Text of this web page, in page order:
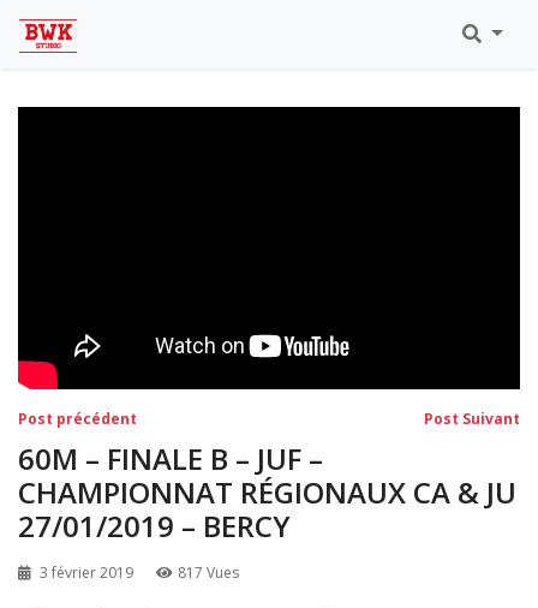
Eaubonne 2019
Navigation
de
l’article
Post précédent Post Suivant
60M – FINALE B – JUF –
CHAMPIONNAT RÉGIONAUX CA & JU
27/01/2019 – BERCY
3 février 2019 817 Vues